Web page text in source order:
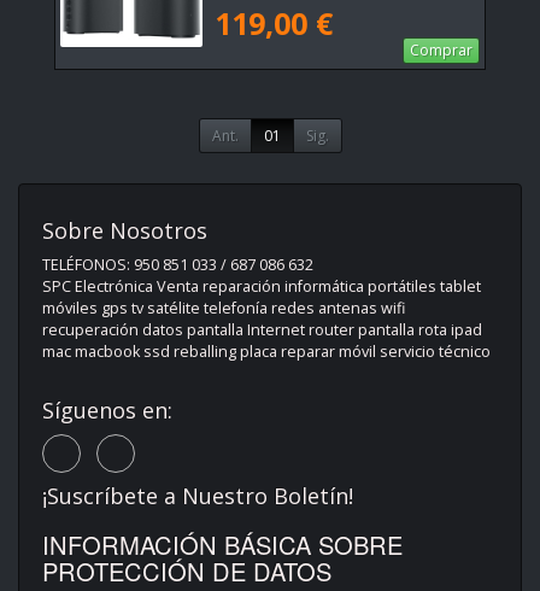
119,00 €
Comprar
Ant. 01 Sig.
Sobre Nosotros
TELÉFONOS: 950 851 033 / 687 086 632
SPC Electrónica Venta reparación informática portátiles tablet
móviles gps tv satélite telefonía redes antenas wifi
recuperación datos pantalla Internet router pantalla rota ipad
mac macbook ssd reballing placa reparar móvil servicio técnico
Síguenos en:
¡Suscríbete a Nuestro Boletín!
INFORMACIÓN BÁSICA SOBRE
PROTECCIÓN DE DATOS